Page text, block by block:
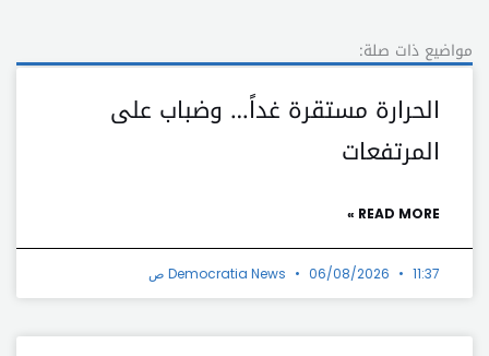
مواضيع ذات صلة:
الحرارة مستقرة غداً… وضباب على
المرتفعات
READ MORE »
Democratia News 06/08/2026 11:37 ص